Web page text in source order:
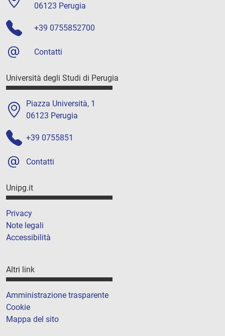
06123 Perugia
+39 0755852700
Contatti
Università degli Studi di Perugia
Piazza Università, 1
06123 Perugia
+39 0755851
Contatti
Unipg.it
Privacy
Note legali
Accessibilità
Altri link
Amministrazione trasparente
Cookie
Mappa del sito